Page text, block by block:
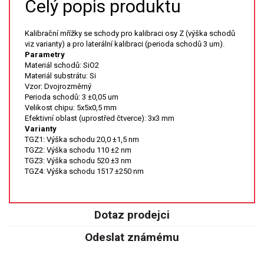
FÓLIE XRF
VZORKOVNICE XRF
TAVENÍ
LISOVÁNÍ
STANDARDNÍ ROZTOKY A RM
DETEKTORY HPLC
Celý popis produktu
Kalibrační mřížky se schody pro kalibraci osy Z (výška schodů
viz varianty) a pro laterální kalibraci (perioda schodů 3 um).
Parametry
Materiál schodů: SiO2
Materiál substrátu: Si
Vzor: Dvojrozměrný
Perioda schodů: 3 ±0,05 um
Velikost chipu: 5x5x0,5 mm
Efektivní oblast (uprostřed čtverce): 3x3 mm
Varianty
TGZ1: Výška schodu 20,0 ±1,5 nm
TGZ2: Výška schodu 110 ±2 nm
TGZ3: Výška schodu 520 ±3 nm
TGZ4: Výška schodu 1517 ±250 nm
Dotaz prodejci
Odeslat známému